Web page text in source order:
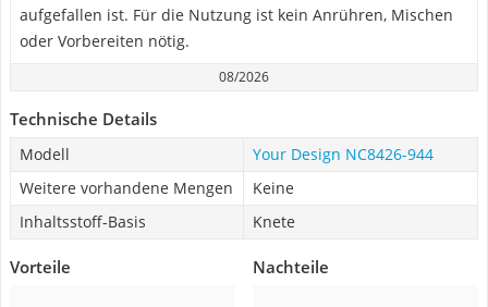
aufgefallen ist. Für die Nutzung ist kein Anrühren, Mischen
oder Vorbereiten nötig.
08/2026
Technische Details
Modell
Your Design NC8426-944
Weitere vorhandene Mengen
Keine
Inhaltsstoff-Basis
‎Knete
Vorteile Nachteile